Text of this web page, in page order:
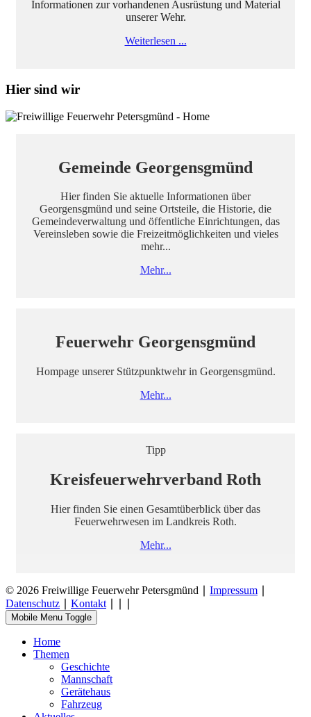
Informationen zur vorhandenen Ausrüstung und Material
unserer Wehr.
Weiterlesen ...
Hier sind wir
Gemeinde Georgensgmünd
Hier finden Sie aktuelle Informationen über
Georgensgmünd und seine Ortsteile, die Historie, die
Gemeindeverwaltung und öffentliche Einrichtungen, das
Vereinsleben sowie die Freizeitmöglichkeiten und vieles
mehr...
Mehr...
Feuerwehr Georgensgmünd
Hompage unserer Stützpunktwehr in Georgensgmünd.
Mehr...
Tipp
Kreisfeuerwehrverband Roth
Hier finden Sie einen Gesamtüberblick über das
Feuerwehrwesen im Landkreis Roth.
Mehr...
© 2026 Freiwillige Feuerwehr Petersgmünd ∣ Impressum
Datenschutz
Kontakt
Mobile Menu Toggle
Home
Themen
Geschichte
Mannschaft
Gerätehaus
Fahrzeug